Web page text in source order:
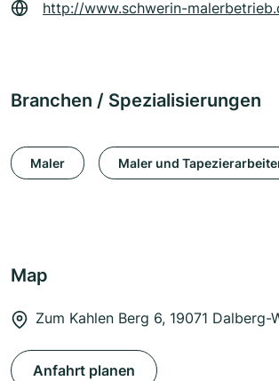
http://www.schwerin-
Branchen / Spezialisierungen
Maler Maler und
Map
Zum Kahlen Berg 6, 19071 Dalberg-
Anfahrt planen